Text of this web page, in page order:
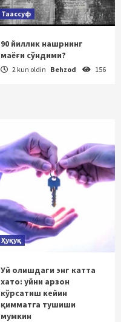
Таассуф
90 йиллик нашрнинг
маёғи сўндими?
2 kun oldin Behzod 156
Ҳуқуқ
Уй олишдаги энг катта
хато: уйни арзон
кўрсатиш кейин
қимматга тушиши
мумкин